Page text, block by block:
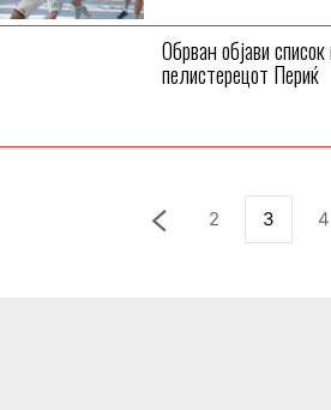
Обрван објави
пелистерецот Периќ
2 3 4